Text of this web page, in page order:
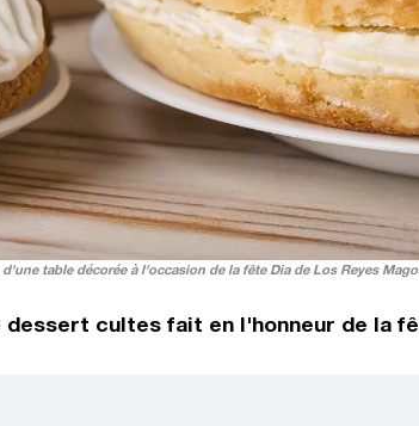
table décorée à l'occasion de la fête Dia de Los Reyes
cultes fait en l'honneur de la